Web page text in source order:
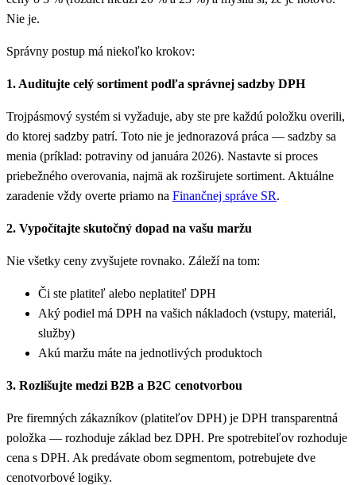
Nie je.
Správny postup má niekoľko krokov:
1. Auditujte celý sortiment podľa správnej sadzby DPH
Trojpásmový systém si vyžaduje, aby ste pre každú položku overili,
do ktorej sadzby patrí. Toto nie je jednorazová práca — sadzby sa
menia (príklad: potraviny od januára 2026). Nastavte si proces
priebežného overovania, najmä ak rozširujete sortiment. Aktuálne
zaradenie vždy overte priamo na Finančnej správe SR.
2. Vypočítajte skutočný dopad na vašu maržu
Nie všetky ceny zvyšujete rovnako. Záleží na tom:
Či ste platiteľ alebo neplatiteľ DPH
Aký podiel má DPH na vašich nákladoch (vstupy, materiál,
služby)
Akú maržu máte na jednotlivých produktoch
3. Rozlišujte medzi B2B a B2C cenotvorbou
Pre firemných zákazníkov (platiteľov DPH) je DPH transparentná
položka — rozhoduje základ bez DPH. Pre spotrebiteľov rozhoduje
cena s DPH. Ak predávate obom segmentom, potrebujete dve
cenotvorbové logiky.